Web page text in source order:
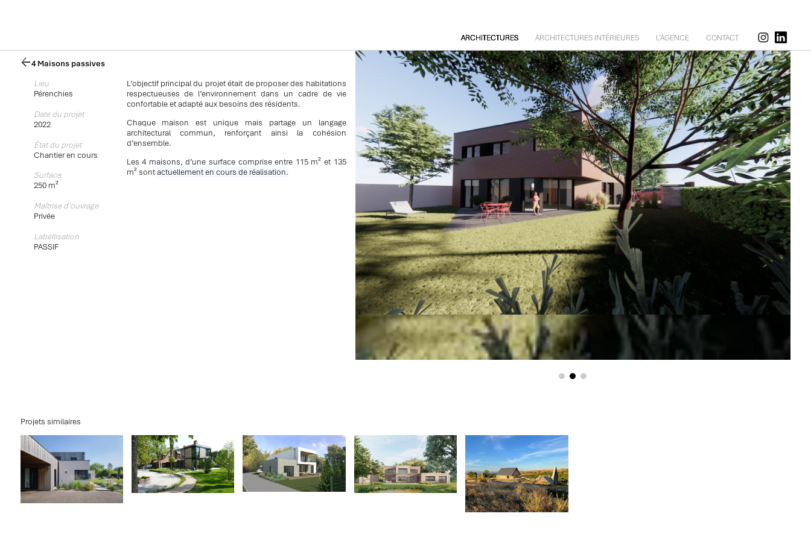
ARCHITECTURES ARCHITECTURES INTÉRIEURES L'AGENCE CONTACT
4 Maisons passives
Lieu
Pérenchies
Date du projet
2022
État du projet
Chantier en cours
Surface
250 m²
Maîtrise d'ouvrage
Privée
Labellisation
PASSIF
L’objectif principal du projet était de proposer des habitations
respectueuses de l’environnement dans un cadre de vie
confortable et adapté aux besoins des résidents.
Chaque maison est unique mais partage un langage
architectural commun, renforçant ainsi la cohésion
d’ensemble.
Les 4 maisons, d’une surface comprise entre 115 m² et 135
m² sontactuellement en cours de réalisation.
Projets similaires